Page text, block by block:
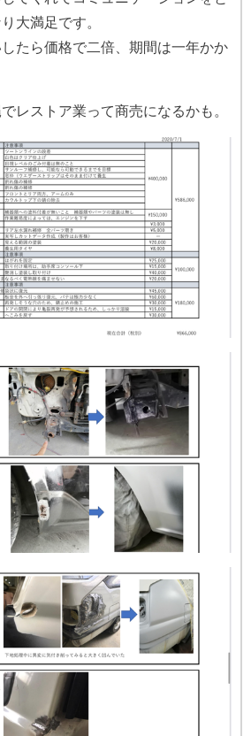
大満足です。
たら価格で二倍、期間は一年かか
レストア業って商売になるかも。